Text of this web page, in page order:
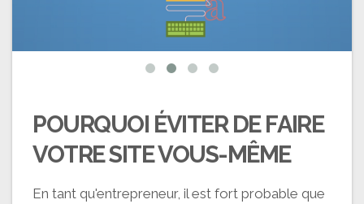
POURQUOI ÉVITER DE FAIRE
VOTRE SITE VOUS-MÊME
En tant qu'entrepreneur, il est fort probable que